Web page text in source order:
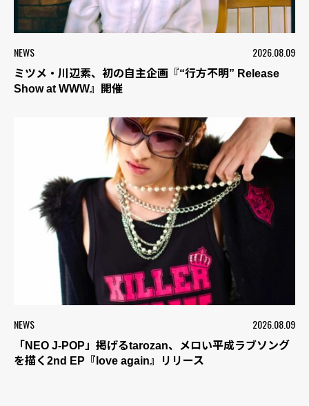
NEWS 2026.08.09
ミツメ・川辺素、初の自主企画『“行方不明” Release
Show at WWW』開催
NEWS 2026.08.09
「NEO J-POP」掲げるtarozan、メロい平成ラブソング
を描く2nd EP『love again』リリース